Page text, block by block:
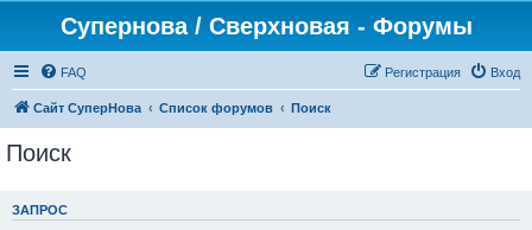
Супернова / Сверхновая - Форумы
FAQ Вход
Регистрация
Сайт СуперНова Список форумов Поиск
Поиск
ЗАПРОС